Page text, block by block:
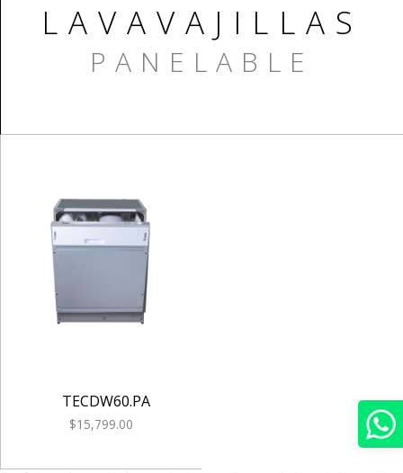
LAVAVAJILLAS
PANELABLE
TECDW60.PA
$15,799.00